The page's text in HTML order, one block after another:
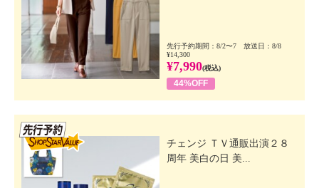
先行予約期間：8/2〜7 放送日：8/8
¥14,300
¥7,990(税込)
44%OFF
チェンジ ＴＶ通販出演２８
周年 美白の日 美...